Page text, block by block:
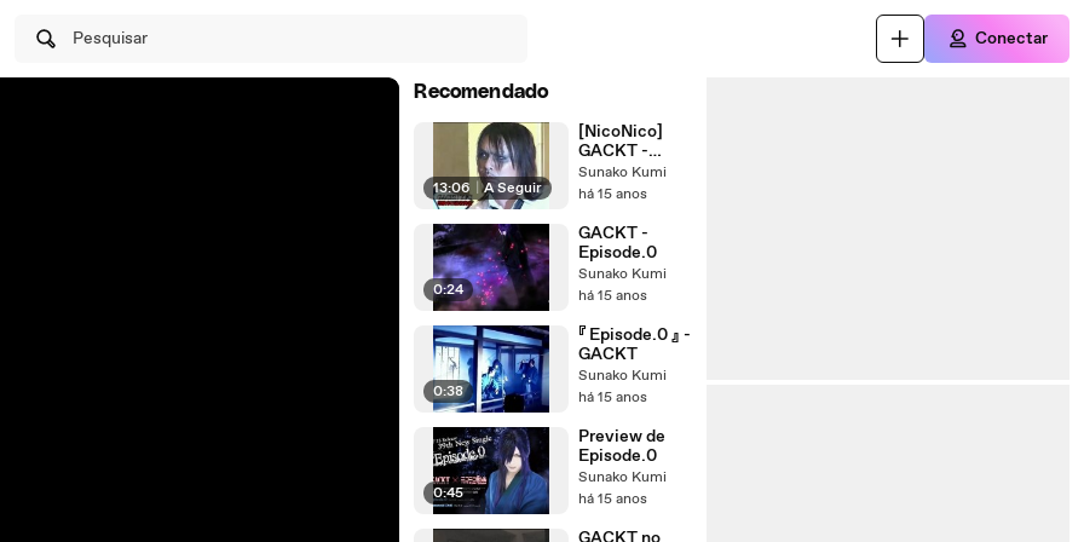
Pesquisar Conectar
Recomendado
13:06 A Seguir
[NicoNico]
GACKT -
Yellow Fried
Chickenz
Conferencia
(09.06.2011)
Sunako Kumi
há 15 anos
0:24
GACKT -
Episode.0
Sunako Kumi
há 15 anos
0:38
『 Episode.0 』 -
GACKT
Sunako Kumi
há 15 anos
0:45
Preview de
Episode.0
Sunako Kumi
há 15 anos